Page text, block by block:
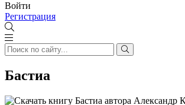
Войти
Регистрация
Бастиа